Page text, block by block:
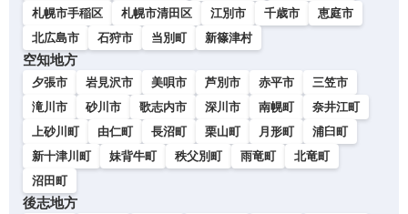
札幌市手稲区
札幌市清田区 江別市 千歳市
恵庭市
北広島市
石狩市 当別町 新篠津村
空知地方
夕張市 岩見沢市 美唄市 芦別市 赤平市
三笠市
滝川市
砂川市 歌志内市 深川市 南幌町
奈井江町
上砂川町
由仁町 長沼町 栗山町 月形町
浦臼町
新十津川町
妹背牛町 秩父別町 雨竜町
北竜町
沼田町
後志地方